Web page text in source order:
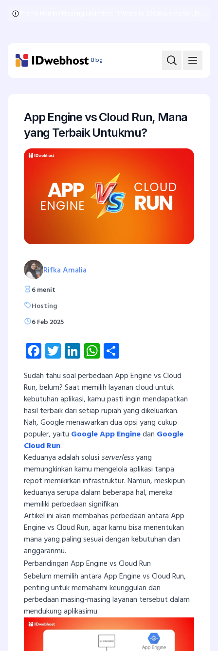
Blog
App Engine vs Cloud Run, Mana
yang Terbaik Untukmu?
Rifka Amalia
6 menit
Hosting
6 Feb 2025
Facebook
Twitter
LinkedInWhatsApp
Sudah tahu soal perbedaan App Engine vs Cloud
Run, belum? Saat memilih layanan cloud untuk
kebutuhan aplikasi, kamu pasti ingin mendapatkan
hasil terbaik dari setiap rupiah yang dikeluarkan.
Nah, Google menawarkan dua opsi yang cukup
populer, yaitu Google App Enginedan Google
Cloud Run.
Keduanya adalah solusi serverlessyang
memungkinkan kamu mengelola aplikasi tanpa
repot memikirkan infrastruktur. Namun, meskipun
keduanya serupa dalam beberapa hal, mereka
memiliki perbedaan signifikan.
Artikel ini akan membahas perbedaan antara App
Engine vs Cloud Run, agar kamu bisa menentukan
mana yang paling sesuai dengan kebutuhan dan
anggaranmu.
Perbandingan App Engine vs Cloud Run
Sebelum memilih antara App Engine vs Cloud Run,
penting untuk memahami keunggulan dan
perbedaan masing-masing layanan tersebut dalam
mendukung aplikasimu.